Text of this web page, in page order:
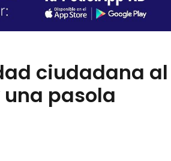
ciudadana al
pasola